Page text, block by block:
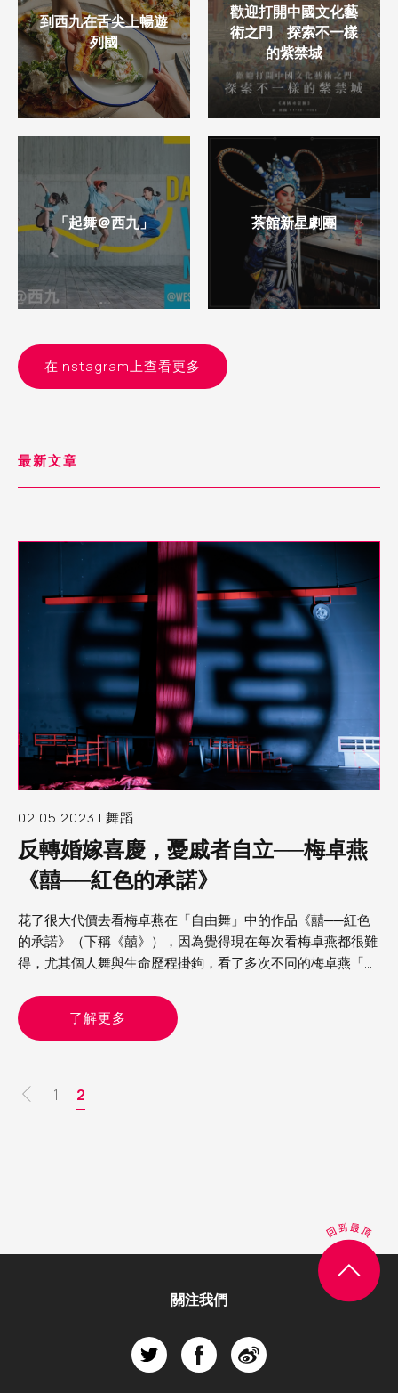
到西九在舌尖上暢遊
列國
歡迎打開中國文化藝
術之門 探索不一樣
的紫禁城
「起舞＠西九」 茶館新星劇團
在Instagram上查看更多
最新文章
02.05.2023 | 舞蹈
反轉婚嫁喜慶，憂戚者自立──梅卓燕
《囍──紅色的承諾》
花了很大代價去看梅卓燕在「自由舞」中的作品《囍──紅色
的承諾》（下稱《囍》），因為覺得現在每次看梅卓燕都很難
得，尤其個人舞與生命歷程掛鉤，看了多次不同的梅卓燕「日
的難
了解更多
Pagination
頁
1
目
前
2
關注我們